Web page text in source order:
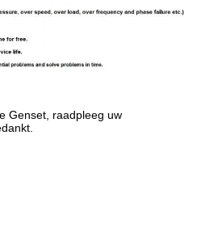
Genset, raadpleeg uw